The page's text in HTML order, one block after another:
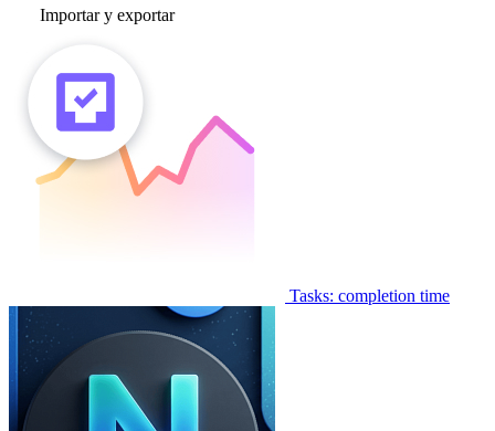
Importar y exportar
Tasks: completion time